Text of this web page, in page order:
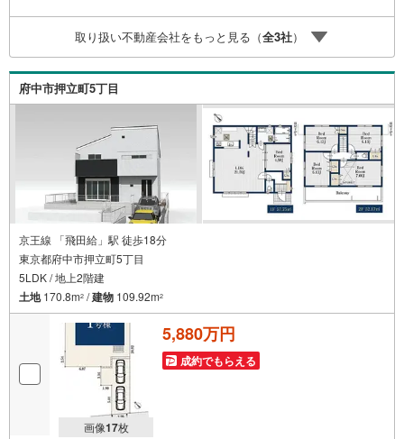
取り扱い不動産会社をもっと見る（全3社）
府中市押立町5丁目
京王線 「飛田給」駅 徒歩18分
東京都府中市押立町5丁目
5LDK / 地上2階建
土地170.8m2 /建物 109.92m2
画像17枚
5,880万円
成約でもらえる